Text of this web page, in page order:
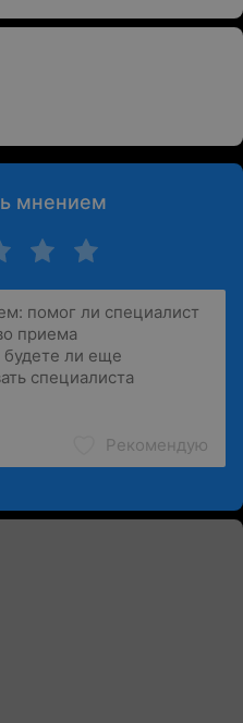
мнением
Рекомендую